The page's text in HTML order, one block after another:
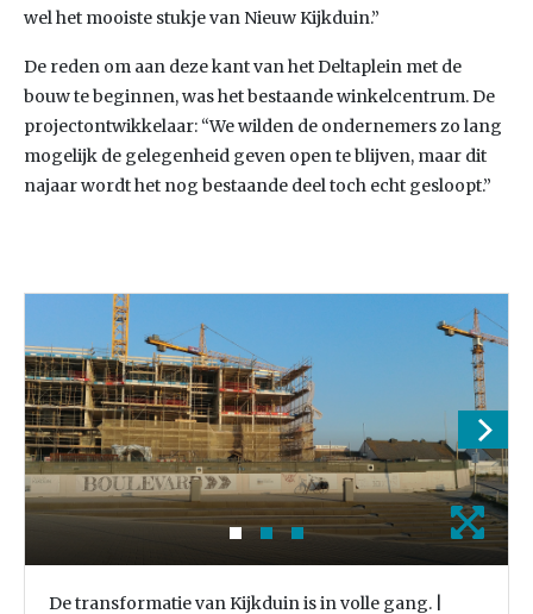
wel het mooiste stukje van Nieuw Kijkduin.”
De reden om aan deze kant van het Deltaplein met de
bouw te beginnen, was het bestaande winkelcentrum. De
projectontwikkelaar: “We wilden de ondernemers zo lang
mogelijk de gelegenheid geven open te blijven, maar dit
najaar wordt het nog bestaande deel toch echt gesloopt.”
De transformatie van Kijkduin is in volle gang. |